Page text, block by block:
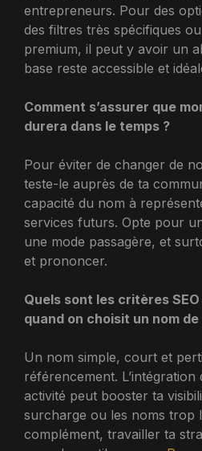
entrepreneurs. Pour des
des filtres très spécifiques
premium, il peut y avoir un
base reste accessible et
Comment s’assurer que
durera dans le temps ?
Pour éviter de changer de
teste-le auprès de ta
capacité du nom à
services futurs. Opte pour
une mode passagère, et
et prononcer.
Quels sont les critères
quand on choisit un nom de
Un nom simple, court et
référencement.
activité peut booster ta
surcharge ou les noms trop
complément, travailler ta